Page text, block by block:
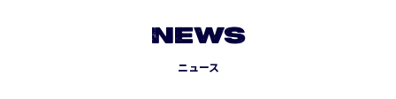
NEWS
ニュース